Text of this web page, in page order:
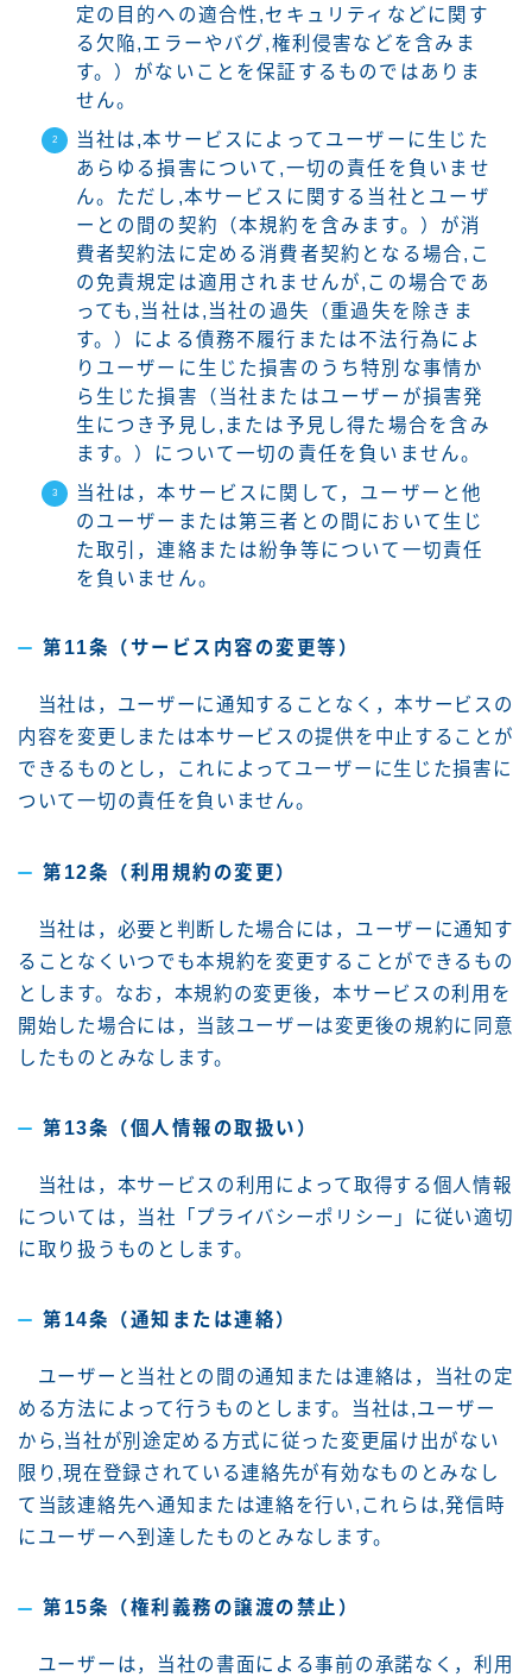
定の目的への適合性,セキュリティなどに関す
る欠陥,エラーやバグ,権利侵害などを含みま
す。）がないことを保証するものではありま
せん。
当社は,本サービスによってユーザーに生じた
あらゆる損害について,一切の責任を負いませ
ん。ただし,本サービスに関する当社とユーザ
ーとの間の契約（本規約を含みます。）が消
費者契約法に定める消費者契約となる場合,こ
の免責規定は適用されませんが,この場合であ
っても,当社は,当社の過失（重過失を除きま
す。）による債務不履行または不法行為によ
りユーザーに生じた損害のうち特別な事情か
ら生じた損害（当社またはユーザーが損害発
生につき予見し,または予見し得た場合を含み
ます。）について一切の責任を負いません。
当社は，本サービスに関して，ユーザーと他
のユーザーまたは第三者との間において生じ
た取引，連絡または紛争等について一切責任
を負いません。
第11条（サービス内容の変更等）
当社は，ユーザーに通知することなく，本サービスの
内容を変更しまたは本サービスの提供を中止することが
できるものとし，これによってユーザーに生じた損害に
ついて一切の責任を負いません。
第12条（利用規約の変更）
当社は，必要と判断した場合には，ユーザーに通知す
ることなくいつでも本規約を変更することができるもの
とします。なお，本規約の変更後，本サービスの利用を
開始した場合には，当該ユーザーは変更後の規約に同意
したものとみなします。
第13条（個人情報の取扱い）
当社は，本サービスの利用によって取得する個人情報
については，当社「プライバシーポリシー」に従い適切
に取り扱うものとします。
第14条（通知または連絡）
ユーザーと当社との間の通知または連絡は，当社の定
める方法によって行うものとします。当社は,ユーザー
から,当社が別途定める方式に従った変更届け出がない
限り,現在登録されている連絡先が有効なものとみなし
て当該連絡先へ通知または連絡を行い,これらは,発信時
にユーザーへ到達したものとみなします。
第15条（権利義務の譲渡の禁止）
ユーザーは，当社の書面による事前の承諾なく，利用